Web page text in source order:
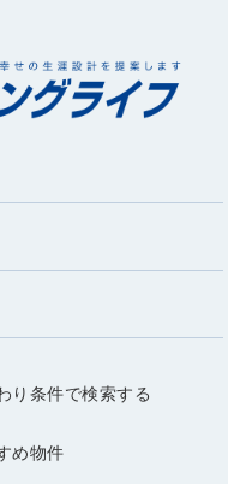
り条件で検索する
め物件